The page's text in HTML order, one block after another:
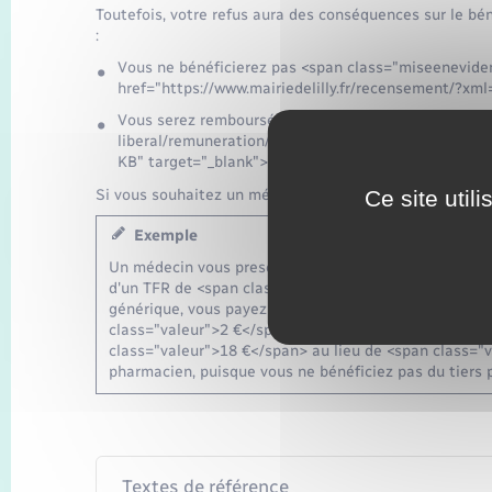
Toutefois, votre refus aura des conséquences sur le
:
Vous ne bénéficierez pas <span
href="https://www.mairiedelilly.fr/recensement/
Vous serez remboursé sur la base du <a
liberal/remuneration/nomenclatures-codage/
KB" target="_blank">tarif forfaitaire de
Si vous souhaitez un médicament de marque dont le
Exemple
Un médecin vous prescrit un médicament de
d'un TFR de <span class="valeur">18 €</span>. Si
générique, vous payez le médicament de marque
class="valeur">2 €</span> plus cher que le
class="valeur">18 €</span> au lieu de <span
pharmacien, puisque vous ne bénéficiez pas du tiers
Textes de référence
Ce site